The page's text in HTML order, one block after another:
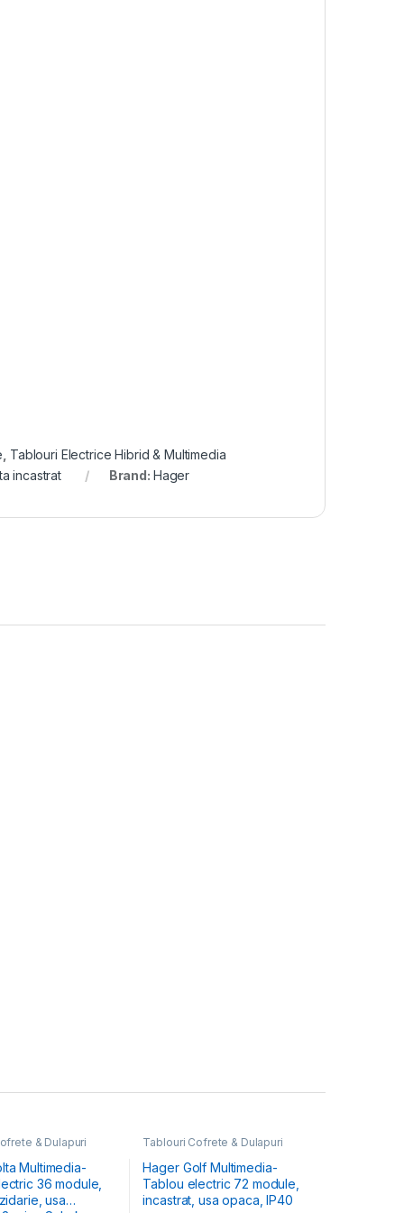
, Tablouri Electrice Hibrid & Multimedia
incastrat
Brand: Hager
& Dulapuri
Electrice
Multimedia-
module,
usa
Tablouri Cofrete & Dulapuri
Tablouri Electrice
Hibrid & Multimedia
Hager Golf Multimedia-
Tablou electric 72 module,
incastrat, usa opaca, IP40